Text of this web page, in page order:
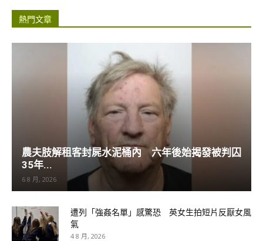
熱門文章
農夫肢解租客封屍水泥桶內 六年後始揭發被判囚
35年...
6 8 月, 2026
遭列「強姦名單」感驚恐 英女生拍短片反厭女風
氣
4 8 月, 2026